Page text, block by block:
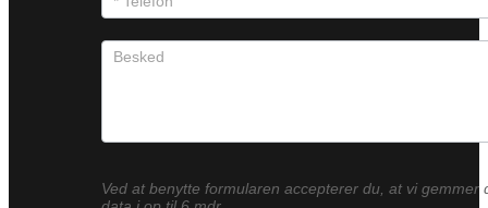
Ved at benytte formularen accepterer du, at vi gemmer